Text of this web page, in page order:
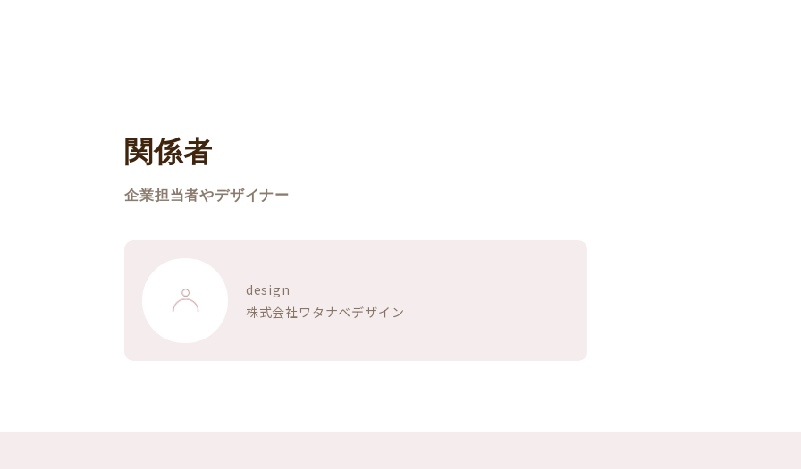
関係者
企業担当者やデザイナー
design
株式会社ワタナベデザイン